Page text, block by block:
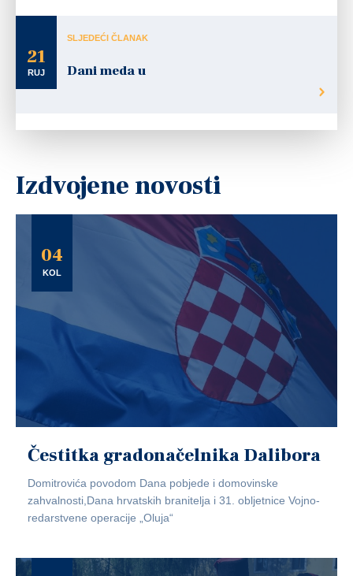
21
RUJ
SLJEDEĆI ČLANAK
Dani meda u
Izdvojene novosti
04
KOL
Čestitka gradonačelnika Dalibora
Domitrovića povodom Dana pobjede i domovinske
zahvalnosti,Dana hrvatskih branitelja i 31. obljetnice Vojno-
redarstvene operacije „Oluja“